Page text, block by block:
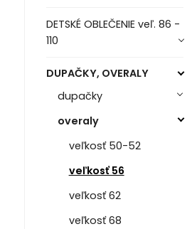
DETSKÉ OBLEČENIE veľ. 86 -
110
DUPAČKY, OVERALY
dupačky
overaly
veľkosť 50-52
veľkosť 56
veľkosť 62
veľkosť 68